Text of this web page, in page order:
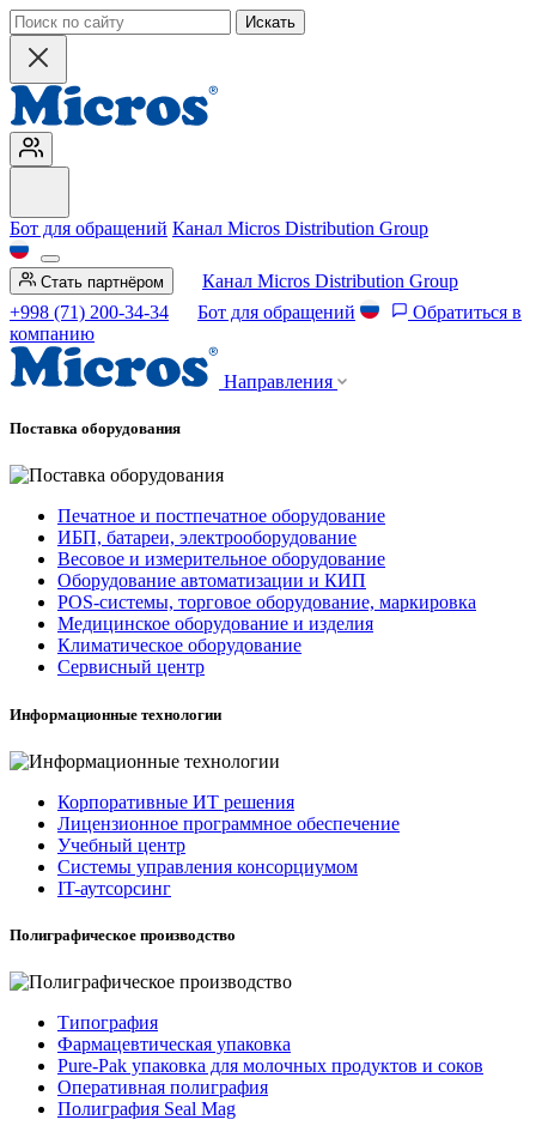
Искать
Бот для обращений Канал Micros Distribution Group
Стать партнёром
Канал Micros Distribution Group
+998 (71) 200-34-34
Бот для обращений
Обратиться в
компанию
Направления
Поставка оборудования
Печатное и постпечатное оборудование
ИБП, батареи, электрооборудование
Весовое и измерительное оборудование
Оборудование автоматизации и КИП
POS-системы, торговое оборудование, маркировка
Медицинское оборудование и изделия
Климатическое оборудование
Сервисный центр
Информационные технологии
Корпоративные ИТ решения
Лицензионное программное обеспечение
Учебный центр
Системы управления консорциумом
IT-аутсорсинг
Полиграфическое производство
Типография
Фармацевтическая упаковка
Pure-Pak упаковка для молочных продуктов и соков
Оперативная полиграфия
Полиграфия Seal Mag